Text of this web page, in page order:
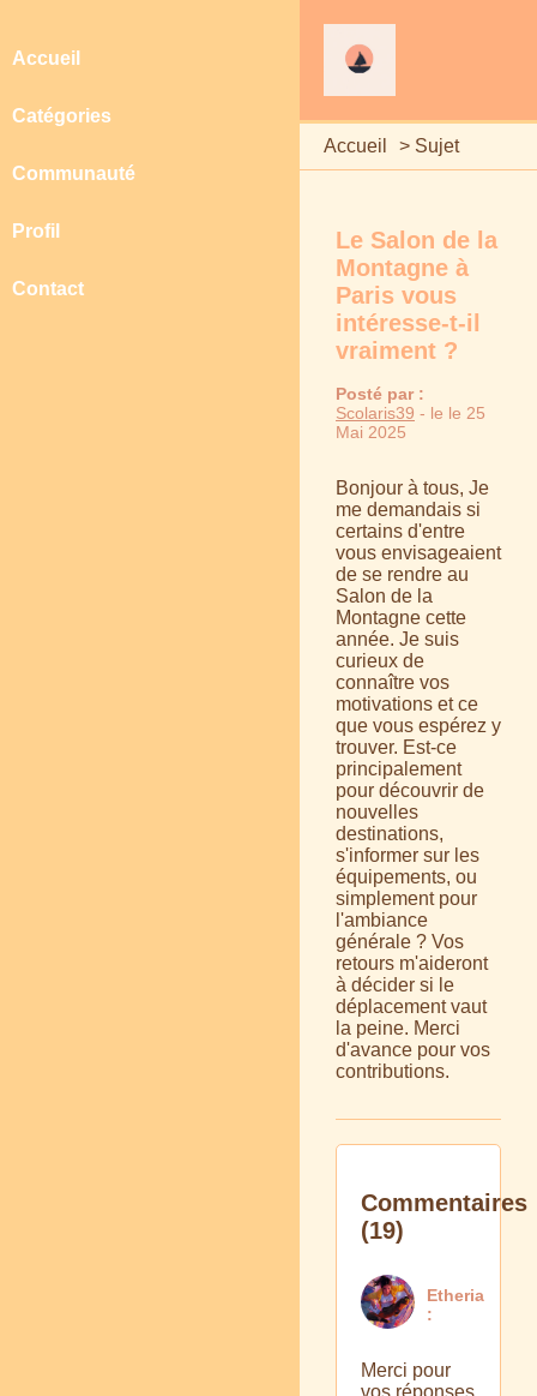
Accueil > Sujet
Accueil
Catégories
Communauté
Profil
Contact
Le Salon de la
Montagne à
Paris vous
intéresse-t-il
vraiment ?
Posté par :
Scolaris39 - le le 25
Mai 2025
Bonjour à tous, Je
me demandais si
certains d'entre
vous envisageaient
de se rendre au
Salon de la
Montagne cette
année. Je suis
curieux de
connaître vos
motivations et ce
que vous espérez y
trouver. Est-ce
principalement
pour découvrir de
nouvelles
destinations,
s'informer sur les
équipements, ou
simplement pour
l'ambiance
générale ? Vos
retours m'aideront
à décider si le
déplacement vaut
la peine. Merci
d'avance pour vos
contributions.
Commentaires
(19)
Etheria
:
Merci pour
vos réponses